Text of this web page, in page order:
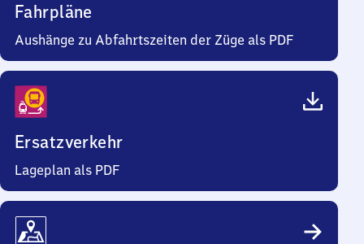
Fahrpläne
Aushänge zu Abfahrtszeiten der Züge als PDF
Ersatzverkehr
Lageplan als PDF